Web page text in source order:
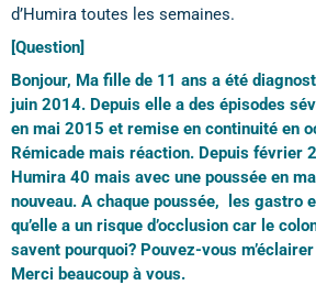
d’Humira toutes les semaines.
[Question]
Bonjour, Ma fille de 11 ans a été
juin 2014. Depuis elle a des épisodes
en mai 2015 et remise en continuité en
Rémicade mais réaction. Depuis février
Humira 40 mais avec une poussée en
nouveau. A chaque poussée, les gastro
qu’elle a un risque d’occlusion car le
savent pourquoi? Pouvez-vous
Merci beaucoup à vous.